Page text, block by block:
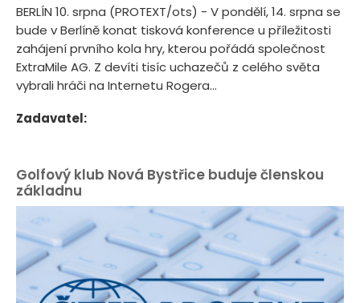
BERLÍN 10. srpna (PROTEXT/ots) - V pondělí, 14. srpna se
bude v Berlíně konat tisková konference u příležitosti
zahájení prvního kola hry, kterou pořádá společnost
ExtraMile AG. Z devíti tisíc uchazečů z celého světa
vybrali hráči na Internetu Rogera...
Zadavatel:
Golfový klub Nová Bystřice buduje členskou
základnu